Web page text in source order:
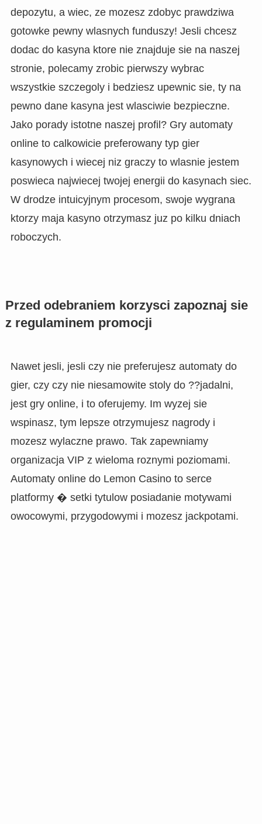
depozytu, a wiec, ze mozesz zdobyc prawdziwa
gotowke pewny wlasnych funduszy! Jesli chcesz
dodac do kasyna ktore nie znajduje sie na naszej
stronie, polecamy zrobic pierwszy wybrac
wszystkie szczegoly i bedziesz upewnic sie, ty na
pewno dane kasyna jest wlasciwie bezpieczne.
Jako porady istotne naszej profil? Gry automaty
online to calkowicie preferowany typ gier
kasynowych i wiecej niz graczy to wlasnie jestem
poswieca najwiecej twojej energii do kasynach siec.
W drodze intuicyjnym procesom, swoje wygrana
ktorzy maja kasyno otrzymasz juz po kilku dniach
roboczych.
Przed odebraniem korzysci zapoznaj sie
z regulaminem promocji
Nawet jesli, jesli czy nie preferujesz automaty do
gier, czy czy nie niesamowite stoly do ??jadalni,
jest gry online, i to oferujemy. Im wyzej sie
wspinasz, tym lepsze otrzymujesz nagrody i
mozesz wylaczne prawo. Tak zapewniamy
organizacja VIP z wieloma roznymi poziomami.
Automaty online do Lemon Casino to serce
platformy � setki tytulow posiadanie motywami
owocowymi, przygodowymi i mozesz jackpotami.